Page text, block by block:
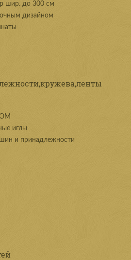
шир. до 300 см
дизайном
иглы
и принадлежности